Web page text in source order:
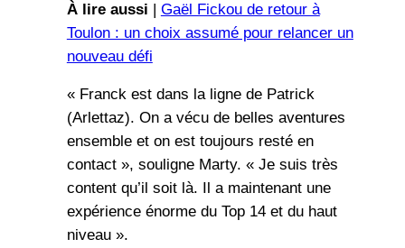
À lire aussi | Gaël Fickou de retour à
Toulon : un choix assumé pour relancer un
nouveau défi
« Franck est dans la ligne de Patrick
(Arlettaz). On a vécu de belles aventures
ensemble et on est toujours resté en
contact », souligne Marty. « Je suis très
content qu’il soit là. Il a maintenant une
expérience énorme du Top 14 et du haut
niveau ».